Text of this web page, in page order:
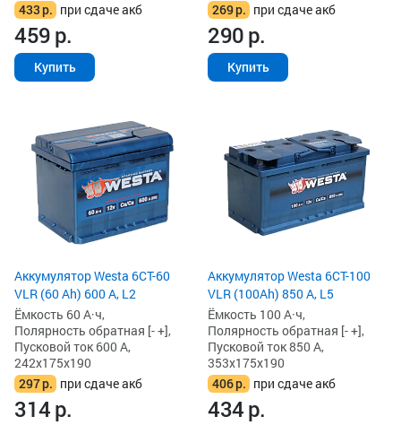
433р. при сдаче акб
459р.
Купить
269р. при сдаче акб
290р.
Купить
Аккумулятор Westa 6СТ-60
VLR (60 Ah) 600 А, L2
Ёмкость 60 А·ч,
Полярность обратная [- +],
Пусковой ток 600 А,
242x175x190
297р. при сдаче акб
314р.
Аккумулятор Westa 6СТ-100
VLR (100Ah) 850 А, L5
Ёмкость 100 А·ч,
Полярность обратная [- +],
Пусковой ток 850 А,
353x175x190
406р. при сдаче акб
434р.